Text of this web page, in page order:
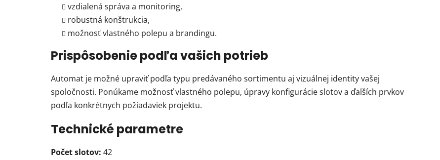
vzdialená správa a monitoring,
robustná konštrukcia,
možnosť vlastného polepu a brandingu.
Prispôsobenie podľa vašich potrieb
Automat je možné upraviť podľa typu predávaného sortimentu aj vizuálnej identity vašej
spoločnosti. Ponúkame možnosť vlastného polepu, úpravy konfigurácie slotov a ďalších prvkov
podľa konkrétnych požiadaviek projektu.
Technické parametre
Počet slotov: 42